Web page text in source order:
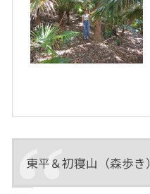
東平＆初寝山（森歩き）